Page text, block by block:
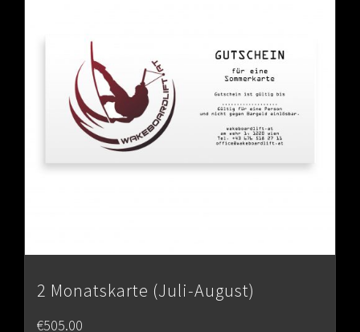
2 Monatskarte (Juli-August)
€505.00